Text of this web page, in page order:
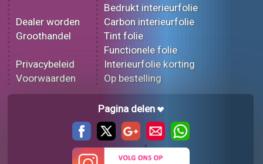
Dealer worden
Groothandel
Privacybeleid
Voorwaarden
Bedrukt interieurfolie
Carbon interieurfolie
Tint folie
Functionele folie
Interieurfolie korting
Op bestelling
Pagina delen